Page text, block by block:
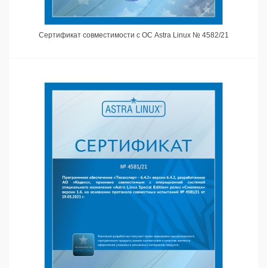
Сертификат совместимости с ОС Astra Linux № 4582/21